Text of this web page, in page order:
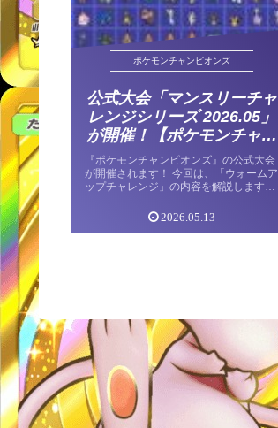
ポケモンチャンピオンズ
公式大会「マンスリーチャ
レンジシリーズ 2026.05」
が開催！【ポケモンチャン
ピオンズ】
『ポケモンチャンピオンズ』の公式大会
が開催されます！ 今回は、「ウォームア
ップチャレンジ」の内容を解説します。
29日(金)11時～6月1日(月)10時59分。
エントリー受付は、 […]
2026.05.13